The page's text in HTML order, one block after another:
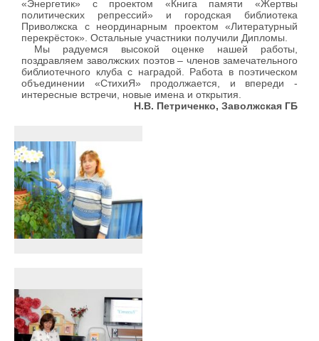
«Энергетик» с проектом «Книга памяти «Жертвы
политических репрессий» и городская библиотека
Приволжска с неординарным проектом «Литературный
перекрёсток». Остальные участники получили Дипломы.
Мы радуемся высокой оценке нашей работы,
поздравляем заволжских поэтов – членов замечательного
библиотечного клуба с наградой. Работа в поэтическом
объединении «СтихиЯ» продолжается, и впереди -
интересные встречи, новые имена и открытия.
Н.В. Петриченко, Заволжская ГБ